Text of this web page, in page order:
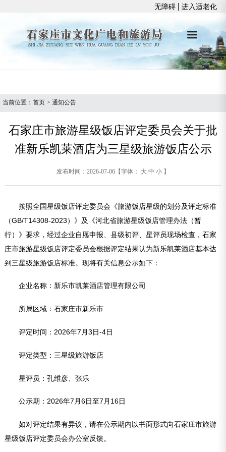
无障碍 |进入适老化
当前位置：首页 >通知公告
石家庄市旅游星级饭店评定委员会关于批
准新乐凯莱酒店为三星级旅游饭店公示
发布时间：2026-07-06 【字体： 大 中 小 】
按照全国星级饭店评定委员会《旅游饭店星级的划分及评定标准
（GB/T14308-2023）》及《河北省旅游星级饭店管理办法（暂
行）》要求，经过企业自愿申报、县级初评、星评员现场检查，石家
庄市旅游星级饭店评定委员会根据评定结果认为新乐凯莱酒店基本达
到三星级旅游饭店标准。现将有关信息公示如下：
企业名称：新乐市凯莱酒店管理有限公司
所属区域：石家庄市新乐市
评定时间：2026年7月3日-4日
评定类型：三星级旅游饭店
星评员：孔维彦、张乐
公示期：2026年7月6日至7月16日
如对评定结果有异议，请在公示期内以书面形式向石家庄市旅游
星级饭店评定委员会办公室反馈。